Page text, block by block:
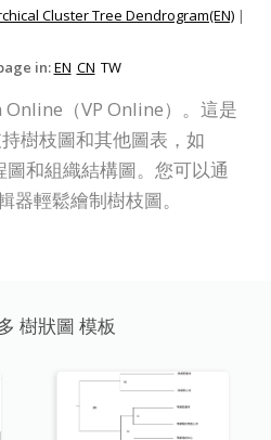
Cluster Tree Dendrogram(EN) |
in:EN CN TW
（VP Online）。這是
樹枝圖和其他圖表，如
圖和組織結構圖。您可以通
器輕鬆繪制樹枝圖。
樹狀圖 模板